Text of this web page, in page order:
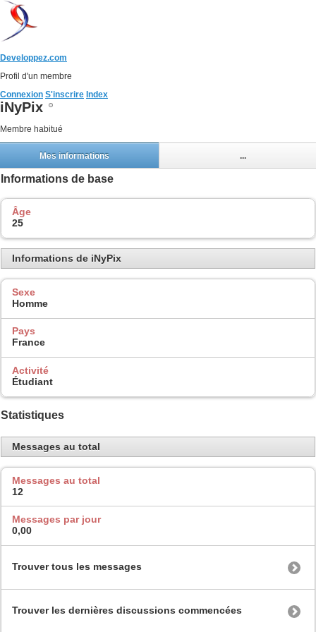
Developpez.com
Profil d'un membre
Connexion S'inscrire Index
iNyPix
Membre habitué
Mes informations ...
Informations de base
Âge
25
Informations de iNyPix
Sexe
Homme
Pays
France
Activité
Étudiant
Statistiques
Messages au total
Messages au total
12
Messages par jour
0,00
Trouver tous les messages
Trouver les dernières discussions commencées